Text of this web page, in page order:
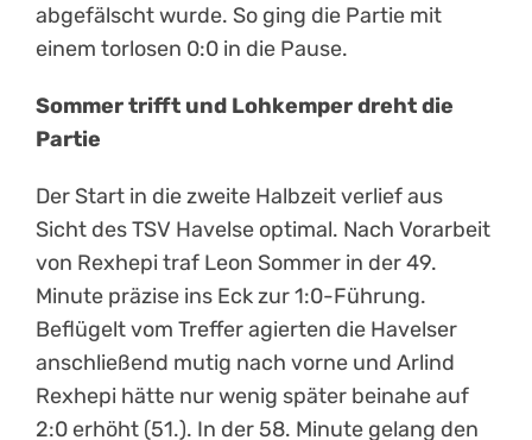
abgefälscht wurde. So ging die Partie mit
einem torlosen 0:0 in die Pause.
Sommer trifft und Lohkemper dreht die
Partie
Der Start in die zweite Halbzeit verlief aus
Sicht des TSV Havelse optimal. Nach Vorarbeit
von Rexhepi traf Leon Sommer in der 49.
Minute präzise ins Eck zur 1:0-Führung.
Beflügelt vom Treffer agierten die Havelser
anschließend mutig nach vorne und Arlind
Rexhepi hätte nur wenig später beinahe auf
2:0 erhöht (51.). In der 58. Minute gelang den